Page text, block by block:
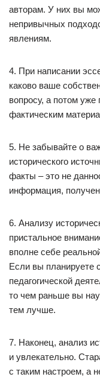
авторам. У них вы
непривычных
явлениям.
4. При написании
каково ваше
вопросу, а потом уже
фактическим
5. Не забывайте о
исторического
факты – это не
информация,
6. Анализу
пристальное
вполне себе
Если вы планируете
педагогической
то чем раньше вы
тем лучше.
7. Наконец, анализ
и увлекательно.
с таким настроем, а